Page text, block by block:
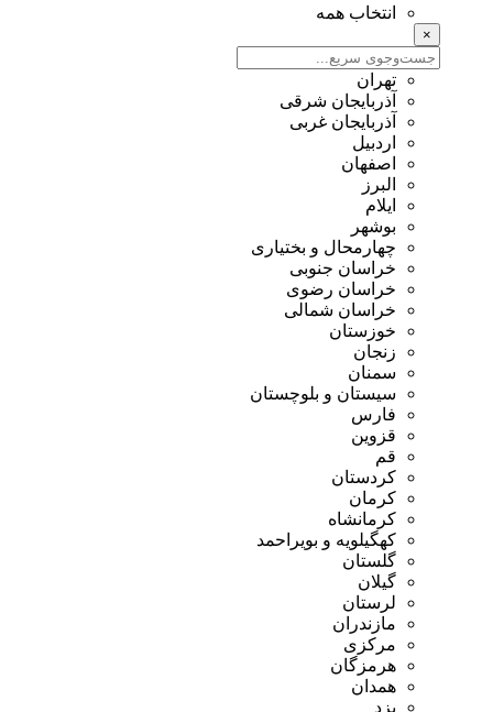
انتخاب همه
تهران
آذربایجان شرقی
آذربایجان غربی
اردبیل
اصفهان
البرز
ایلام
بوشهر
چهارمحال و بختیاری
خراسان جنوبی
خراسان رضوی
خراسان شمالی
خوزستان
زنجان
سمنان
سیستان و بلوچستان
فارس
قزوین
قم
کردستان
کرمان
کرمانشاه
کهگیلویه و بویراحمد
گلستان
گیلان
لرستان
مازندران
مرکزی
هرمزگان
همدان
یزد